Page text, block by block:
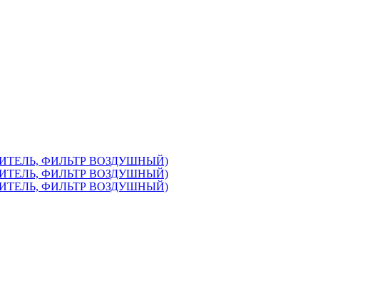
ФИЛЬТР ВОЗДУШНЫЙ)
ФИЛЬТР ВОЗДУШНЫЙ)
ФИЛЬТР ВОЗДУШНЫЙ)